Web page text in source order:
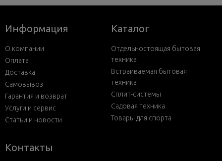
Информация
О компании
Оплата
Доставка
Самовывоз
Гарантия и возврат
Услуги и сервис
Статьи и новости
Каталог
Отдельностоящая бытовая
техника
Встраиваемая бытовая
техника
Сплит-системы
Садовая техника
Товары для спорта
Контакты